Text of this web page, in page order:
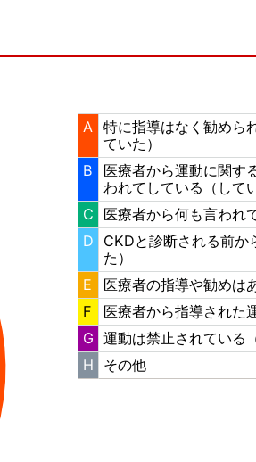
A
特に指導はなく勧めら
ていた）
B
医療者から運動に関す
われてしている（して
C 医療者から何も言われ
D
CKDと診断される前か
た）
E 医療者の指導や勧めは
F
医療者から指導された
G 運動は禁止されている
H
その他